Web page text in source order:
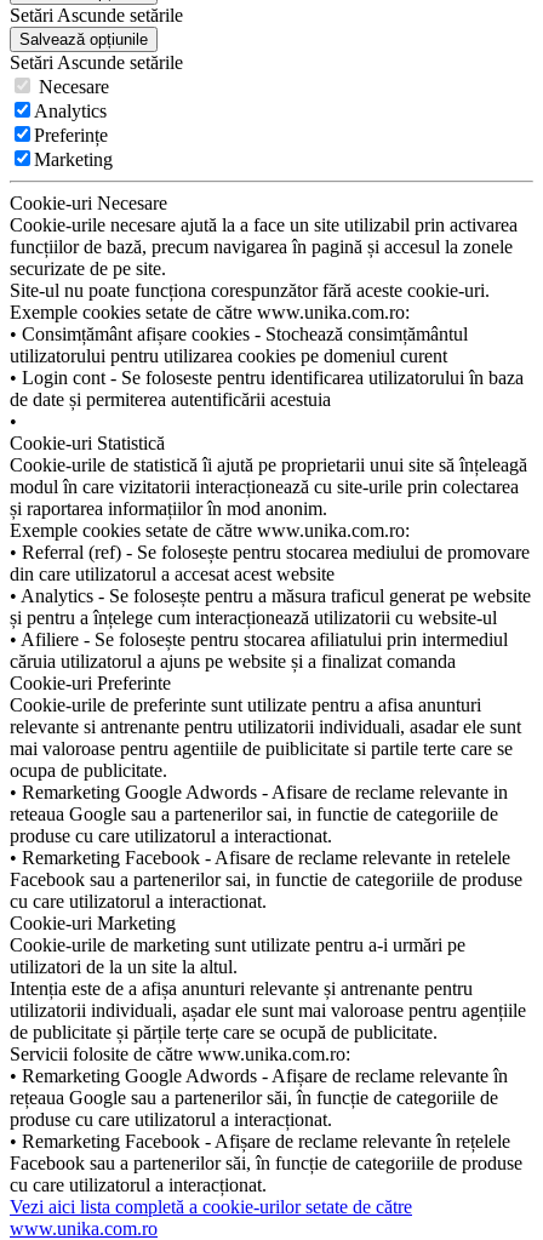
Setări Ascunde setările
Salvează opțiunile
Setări Ascunde setările
Necesare
Analytics
Preferințe
Marketing
Cookie-uri Necesare
Cookie-urile necesare ajută la a face un site utilizabil prin activarea
funcțiilor de bază, precum navigarea în pagină și accesul la zonele
securizate de pe site.
Site-ul nu poate funcționa corespunzător fără aceste cookie-uri.
Exemple cookies setate de către www.unika.com.ro:
• Consimțământ afișare cookies - Stochează consimțământul
utilizatorului pentru utilizarea cookies pe domeniul curent
• Login cont - Se foloseste pentru identificarea utilizatorului în baza
de date și permiterea autentificării acestuia
•
Cookie-uri Statistică
Cookie-urile de statistică îi ajută pe proprietarii unui site să înțeleagă
modul în care vizitatorii interacționează cu site-urile prin colectarea
și raportarea informațiilor în mod anonim.
Exemple cookies setate de către www.unika.com.ro:
• Referral (ref) - Se folosește pentru stocarea mediului de promovare
din care utilizatorul a accesat acest website
• Analytics - Se folosește pentru a măsura traficul generat pe website
și pentru a înțelege cum interacționează utilizatorii cu website-ul
• Afiliere - Se folosește pentru stocarea afiliatului prin intermediul
căruia utilizatorul a ajuns pe website și a finalizat comanda
Cookie-uri Preferinte
Cookie-urile de preferinte sunt utilizate pentru a afisa anunturi
relevante si antrenante pentru utilizatorii individuali, asadar ele sunt
mai valoroase pentru agentiile de puiblicitate si partile terte care se
ocupa de publicitate.
• Remarketing Google Adwords - Afisare de reclame relevante in
reteaua Google sau a partenerilor sai, in functie de categoriile de
produse cu care utilizatorul a interactionat.
• Remarketing Facebook - Afisare de reclame relevante in retelele
Facebook sau a partenerilor sai, in functie de categoriile de produse
cu care utilizatorul a interactionat.
Cookie-uri Marketing
Cookie-urile de marketing sunt utilizate pentru a-i urmări pe
utilizatori de la un site la altul.
Intenția este de a afișa anunturi relevante și antrenante pentru
utilizatorii individuali, așadar ele sunt mai valoroase pentru agențiile
de publicitate și părțile terțe care se ocupă de publicitate.
Servicii folosite de către www.unika.com.ro:
• Remarketing Google Adwords - Afișare de reclame relevante în
rețeaua Google sau a partenerilor săi, în funcție de categoriile de
produse cu care utilizatorul a interacționat.
• Remarketing Facebook - Afișare de reclame relevante în rețelele
Facebook sau a partenerilor săi, în funcție de categoriile de produse
cu care utilizatorul a interacționat.
Vezi aici lista completă a cookie-urilor setate de către
www.unika.com.ro